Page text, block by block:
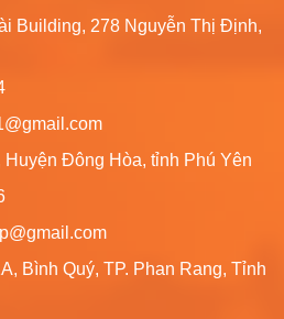
Building, 278 Nguyễn Thị Định,
Huyện Đông Hòa, tỉnh Phú Yên
Bình Quý, TP. Phan Rang, Tỉnh